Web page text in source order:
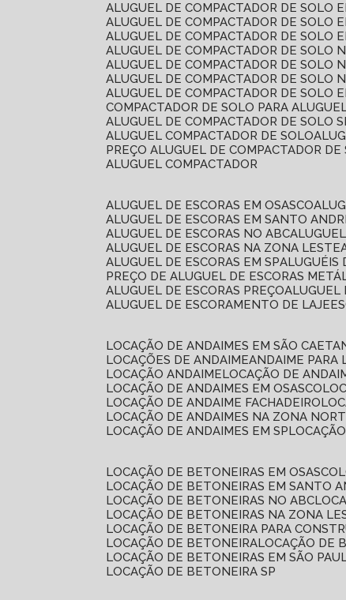
ALUGUEL DE COMPACTADOR DE SOLO
ALUGUEL DE COMPACTADOR DE SOLO
ALUGUEL DE COMPACTADOR DE SOLO
ALUGUEL DE COMPACTADOR DE SOLO
ALUGUEL DE COMPACTADOR DE SOLO
ALUGUEL DE COMPACTADOR DE SOLO
ALUGUEL DE COMPACTADOR DE SOLO
COMPACTADOR DE SOLO PARA
ALUGUEL DE COMPACTADOR DE SOLO
ALUGUEL COMPACTADOR DE SOLO
PREÇO ALUGUEL DE COMPACTADOR DE
ALUGUEL COMPACTADOR
ALUGUEL DE ESCORAS EM OSASCO
ALUGUEL DE ESCORAS EM SANTO
ALUGUEL DE ESCORAS NO ABC
ALUGUEL DE ESCORAS NA ZONA LESTE
ALUGUEL DE ESCORAS EM SP
PREÇO DE ALUGUEL DE ESCORAS
ALUGUEL DE ESCORAS PREÇO
ALUGUEL DE ESCORAMENTO DE LAJE
LOCAÇÃO DE ANDAIMES EM SÃO
LOCAÇÕES DE ANDAIME ANDAIME PARA
LOCAÇÃO ANDAIME LOCAÇÃO DE
LOCAÇÃO DE ANDAIMES EM OSASCO
LOCAÇÃO DE ANDAIME FACHADEIRO
LOCAÇÃO DE ANDAIMES NA ZONA
LOCAÇÃO DE ANDAIMES EM SP
LOCAÇÃO DE BETONEIRAS EM OSASCO
LOCAÇÃO DE BETONEIRAS EM SANTO
LOCAÇÃO DE BETONEIRAS NO ABC
LOCAÇÃO DE BETONEIRAS NA ZONA
LOCAÇÃO DE BETONEIRA PARA
LOCAÇÃO DE BETONEIRA LOCAÇÃO DE
LOCAÇÃO DE BETONEIRAS EM SÃO
LOCAÇÃO DE BETONEIRA SP